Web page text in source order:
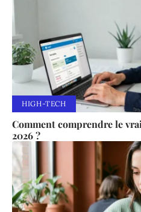
HIGH-TECH
Comment comprendre le
2026 ?